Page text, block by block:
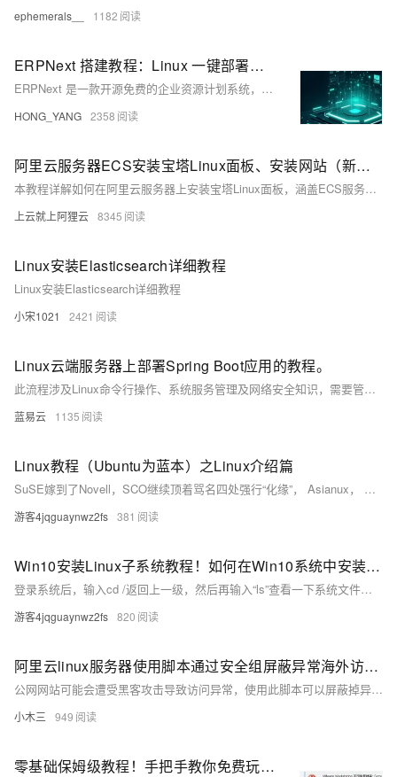
ephemerals__ 1182
ERPNext 搭建教程：Linux 一键部署与维护
ERPNext 是一款开源免费的企业资源计划系统，适用于中小企业信息化管理。基于 Python 和 Frappe 框架开发，支持财务、销售、人力、库存等模块，具备高度可定制性。本文介绍如何通过 Websoft9 在 Linux 下快速部署 ERPNext，并提供环境配置、系统维护等实用建议，适合开发者和企业用户快速上手。
HONG_YANG 2358
阿里云服务器ECS安装宝塔Linux面板、安装网站（新手图文教程）
本教程详解如何在阿里云服务器上安装宝塔Linux面板，涵盖ECS服务器手动安装步骤，包括系统准备、远程连接、安装命令执行、端口开放及LNMP环境部署，手把手引导用户快速搭建网站环境。
上云就上阿狸云 8345
Linux安装Elasticsearch详细教程
Linux安装Elasticsearch详细教程
小宋1021 2421
Linux云端服务器上部署Spring Boot应用的教程。
此流程涉及Linux命令行操作、系统服务管理及网络安全知识，需要管理员权限以进行配置和服务管理。务必在一个测试环境中验证所有步骤，确保一切配置正确无误后，再将应用部署到生产环境中。也可以使用如Ansible、Chef等配置管理工具来自动化部署过程，提升效率和可靠性。
蓝易云 1135
Linux教程（Ubuntu为蓝本）之Linux介绍篇
SuSE嫁到了Novell，SCO继续顶着骂名四处强行“化缘”， Asianux， MandrakeSoft也在五年中首次宣布季度赢利。3月，SGI宣布成功实现了Linux操作系统支持256个Itanium 2处理器。[1-2]
游客4jqguaynwz2fs 381
Win10安装Linux子系统教程！如何在Win10系统中安装Ubuntu！
登录系统后，输入cd /返回上一级，然后再输入“ls”查看一下系统文件目录，看看对不对！
游客4jqguaynwz2fs 820
阿里云linux服务器使用脚本通过安全组屏蔽异常海外访问ip
公网网站可能会遭受黑客攻击导致访问异常，使用此脚本可以屏蔽掉异常IP 恢复访问。也可自行设置定时任务定期检测屏蔽。
小木三 949
零基础保姆级教程！手把手教你免费玩转Linux CentOS安装+学习环境搭建（附避坑指南）